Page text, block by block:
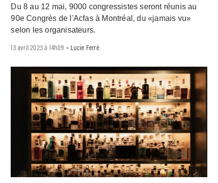
Du 8 au 12 mai, 9000 congressistes seront réunis au
90e Congrès de l'Acfas à Montréal, du «jamais vu»
selon les organisateurs.
13 avril 2023 à 14h09 - Lucie Ferré